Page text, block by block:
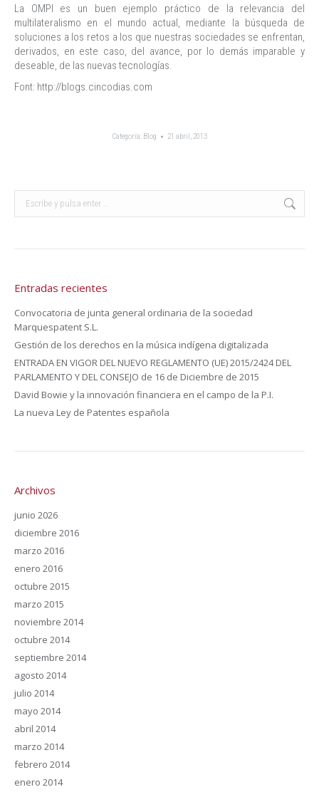
La OMPI es un buen ejemplo práctico de la relevancia del
multilateralismo en el mundo actual, mediante la búsqueda de
soluciones a los retos a los que nuestras sociedades se enfrentan,
derivados, en este caso, del avance, por lo demás imparable y
deseable, de las nuevas tecnologías.
Font: http://blogs.cincodias.com
Categoría: Blog 21 abril, 2013
Buscar:
Entradas recientes
Convocatoria de junta general ordinaria de la sociedad
Marquespatent S.L.
Gestión de los derechos en la música indígena digitalizada
ENTRADA EN VIGOR DEL NUEVO REGLAMENTO (UE) 2015/2424 DEL
PARLAMENTO Y DEL CONSEJO de 16 de Diciembre de 2015
David Bowie y la innovación financiera en el campo de la P.I.
La nueva Ley de Patentes española
Archivos
junio 2026
diciembre 2016
marzo 2016
enero 2016
octubre 2015
marzo 2015
noviembre 2014
octubre 2014
septiembre 2014
agosto 2014
julio 2014
mayo 2014
abril 2014
marzo 2014
febrero 2014
enero 2014